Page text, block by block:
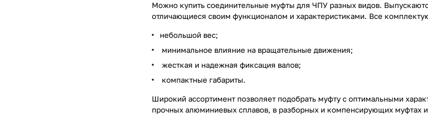
Можно купить соединительные муфты для ЧПУ разных видов.
отличающиеся своим функционалом и характеристиками. Все
небольшой вес;
минимальное влияние на вращательные движения;
жесткая и надежная фиксация валов;
компактные габариты.
Широкий ассортимент позволяет подобрать муфту с оптимальными
прочных алюминиевых сплавов, в разборных и компенсирующих муфтах